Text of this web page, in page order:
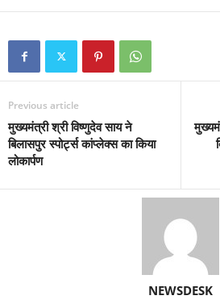
Previous article
मुख्यमंत्री श्री विष्णुदेव साय ने
बिलासपुर स्पोर्ट्स कांप्लेक्स का किया
लोकार्पण
NEWSDESK